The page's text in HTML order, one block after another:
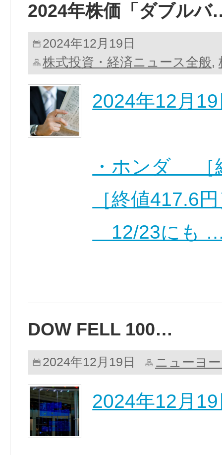
2024年株価「ダブル
2024年12月19日
株式投資・経済ニュース全般,
2024年12月
・ホンダ ［
［終値417.6
12/23に
DOW FELL 100…
2024年12月19日 ニューヨ
2024年12月